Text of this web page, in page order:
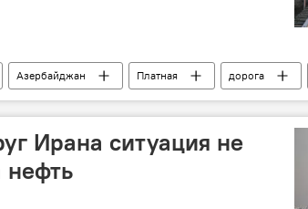
Азербайджан Платная дорога
Ирана ситуация не
нефть